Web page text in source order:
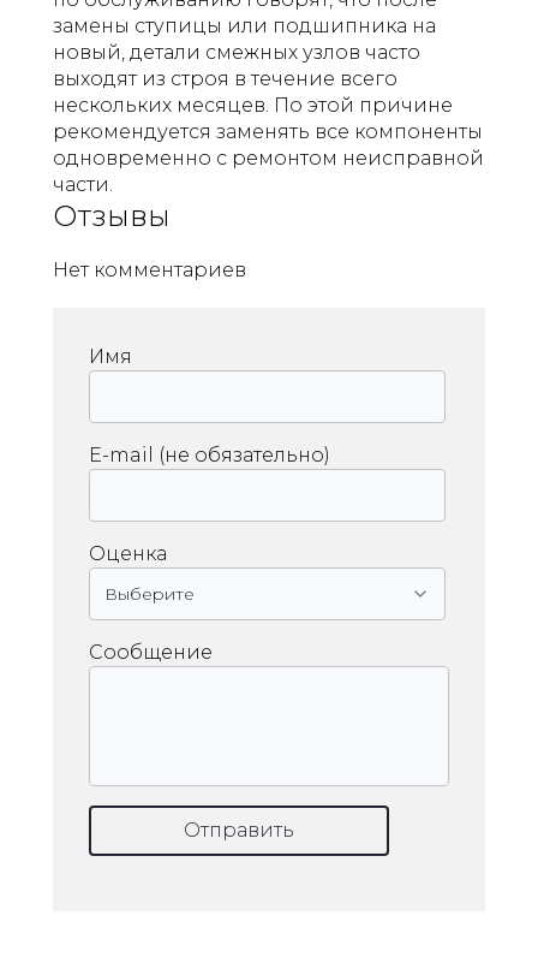
замены ступицы или подшипника на
новый, детали смежных узлов часто
выходят из строя в течение всего
нескольких месяцев. По этой причине
рекомендуется заменять все компоненты
одновременно с ремонтом неисправной
части.
Отзывы
Нет комментариев
Имя
E-mail (не обязательно)
Оценка
Сообщение
Отправить